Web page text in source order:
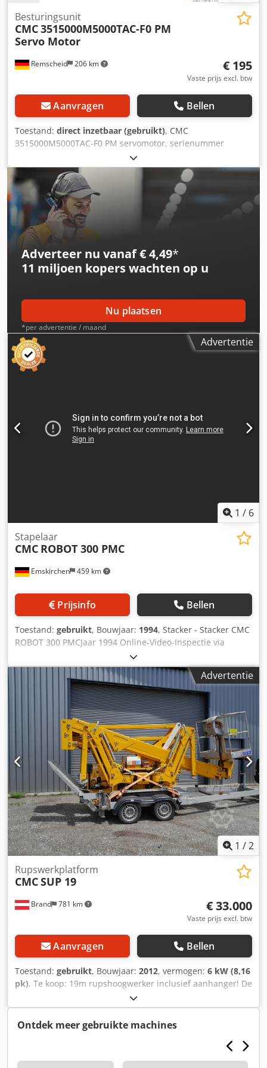
Remscheid 206 km
Besturingsunit
CMC3515000M5000TAC-F0 PM
Servo Motor
€ 195
Vaste prijs excl. btw
Aanvragen Bellen
Toestand: direct inzetbaar (gebruikt), CMC
3515000M5000TAC-F0 PM servomotor, serienummer
volgens foto, gebruikt, normale gebruikssporen, 100%
functioneel, leveringsomvang volgens foto's Dcodpfei D
Hnmex Adyek
Adverteer nu vanaf € 4,49*
11 miljoen koperswachten op u
Nu plaatsen
*per advertentie / maand
Advertentie
1 / 6
Emskirchen 459 km
Stapelaar
CMC ROBOT 300 PMC
Prijsinfo Bellen
Toestand: gebruikt, Bouwjaar: 1994, Stacker - Stacker CMC
ROBOT 300 PMCJaar 1994 Online-Video-Inspectie via
Skype-Video Wij verheugen ons op uw bezoek - meer
machines op voorraad Djdpfx Ajh Ax Hijdyeck Onmiddellijk
beschikbaar - Kan geïnspecteerd worden Op voorraad
Emskirchen / Neurenberg - Kan getest worden
Advertentie
1 /2
Brand 781 km
Rupswerkplatform
CMCSUP 19
€ 33.000
Vaste prijs excl. btw
Aanvragen Bellen
Toestand: gebruikt, Bouwjaar: 2012, vermogen: 6 kW (8,16
pk), Te koop: 19m rupshoogwerker inclusief aanhanger! De
hoogwerker is een CMC SUP19 19m werkhoogte en tot 11m
zijdelings bereik! Diesel & 230V Nieuwe accu Bouwjaar:
2012 Inclusief Tima lichtgewicht aanhanger! Foto's volgen!
Inruil van hoogwerkers mogelijk! Dodpfszdazuex Adyjck
Ontdek meer gebruikte machines